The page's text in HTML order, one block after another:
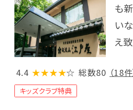
も
い
え
4.4 ★★★★☆ 総数80 （18件
キッズクラブ特典